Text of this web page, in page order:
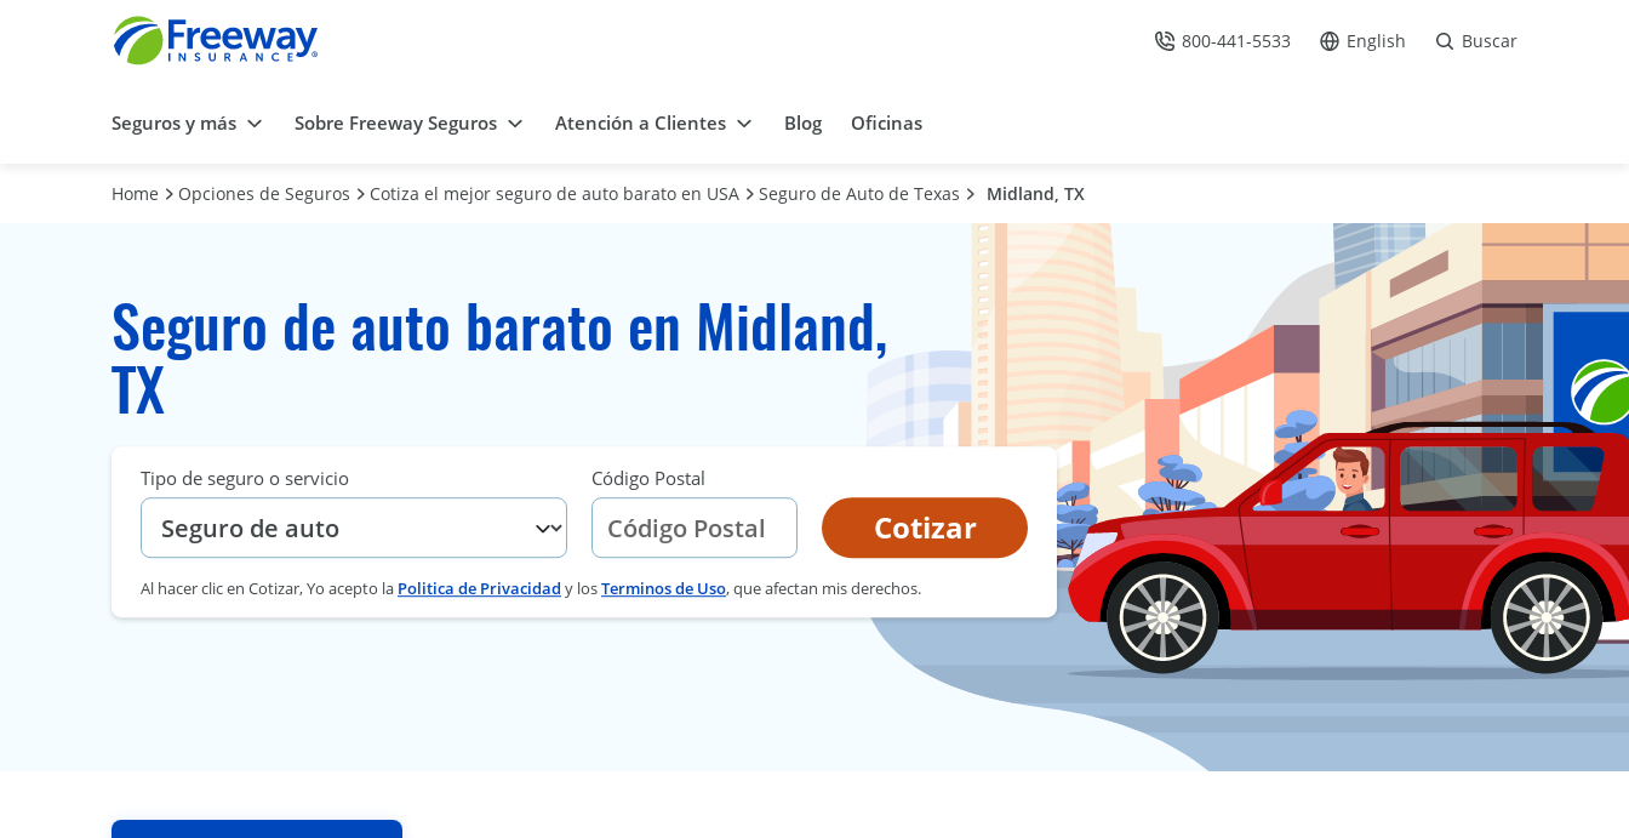
Llámenos
800-441-5533 Ir al sitio en Español /
English Buscar
Seguros y más Sobre Freeway Seguros Atención a Clientes Blog Oficinas
Home Opciones de Seguros Cotiza el mejor seguro de auto barato en USA Seguro de Auto de Texas Midland, TX
Seguro de auto barato en Midland,
TX
Tipo de seguro o servicio Código Postal
Cotizar
Al hacer clic en Cotizar, Yo acepto la Politica de Privacidad y losTerminos de Uso, que afectan mis derechos.